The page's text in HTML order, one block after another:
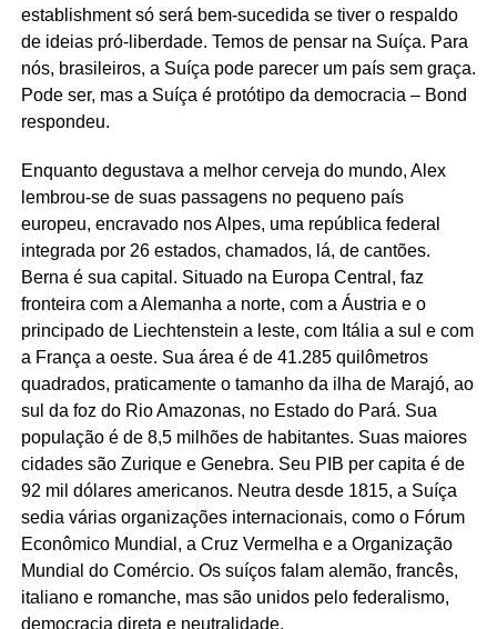
establishment só será bem-sucedida se tiver o respaldo
de ideias pró-liberdade. Temos de pensar na Suíça. Para
nós, brasileiros, a Suíça pode parecer um país sem graça.
Pode ser, mas a Suíça é protótipo da democracia – Bond
respondeu.
Enquanto degustava a melhor cerveja do mundo, Alex
lembrou-se de suas passagens no pequeno país
europeu, encravado nos Alpes, uma república federal
integrada por 26 estados, chamados, lá, de cantões.
Berna é sua capital. Situado na Europa Central, faz
fronteira com a Alemanha a norte, com a Áustria e o
principado de Liechtenstein a leste, com Itália a sul e com
a França a oeste. Sua área é de 41.285 quilômetros
quadrados, praticamente o tamanho da ilha de Marajó, ao
sul da foz do Rio Amazonas, no Estado do Pará. Sua
população é de 8,5 milhões de habitantes. Suas maiores
cidades são Zurique e Genebra. Seu PIB per capita é de
92 mil dólares americanos. Neutra desde 1815, a Suíça
sedia várias organizações internacionais, como o Fórum
Econômico Mundial, a Cruz Vermelha e a Organização
Mundial do Comércio. Os suíços falam alemão, francês,
italiano e romanche, mas são unidos pelo federalismo,
democracia direta e neutralidade.